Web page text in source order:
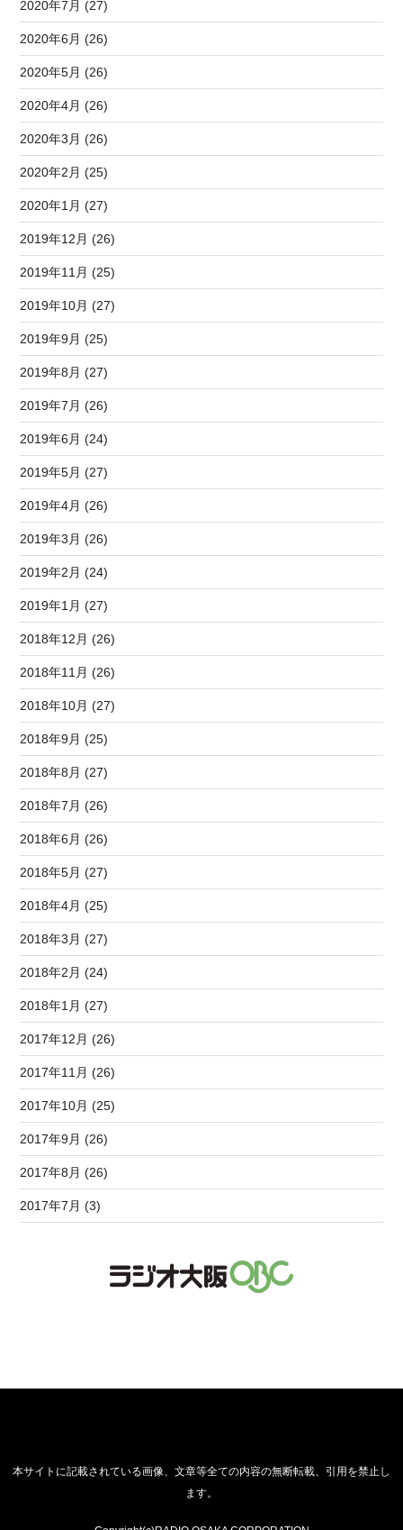
2020年7月 (27)
2020年6月 (26)
2020年5月 (26)
2020年4月 (26)
2020年3月 (26)
2020年2月 (25)
2020年1月 (27)
2019年12月 (26)
2019年11月 (25)
2019年10月 (27)
2019年9月 (25)
2019年8月 (27)
2019年7月 (26)
2019年6月 (24)
2019年5月 (27)
2019年4月 (26)
2019年3月 (26)
2019年2月 (24)
2019年1月 (27)
2018年12月 (26)
2018年11月 (26)
2018年10月 (27)
2018年9月 (25)
2018年8月 (27)
2018年7月 (26)
2018年6月 (26)
2018年5月 (27)
2018年4月 (25)
2018年3月 (27)
2018年2月 (24)
2018年1月 (27)
2017年12月 (26)
2017年11月 (26)
2017年10月 (25)
2017年9月 (26)
2017年8月 (26)
2017年7月 (3)
本サイトに記載されている画像、文章等全ての内容の無断転載、引用を禁止し
ます。